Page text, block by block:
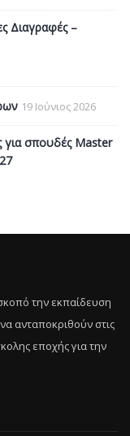
Διαγραφές –
19 Ιούνιος 2026
για σπουδές Master
την εκπαίδευση
ανταποκριθούν στις
εποχής για την